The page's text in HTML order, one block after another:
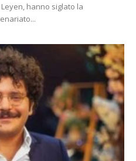
hanno siglato la